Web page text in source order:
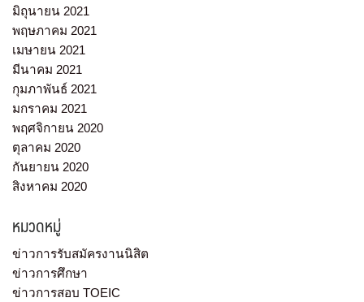
มิถุนายน 2021
พฤษภาคม 2021
เมษายน 2021
มีนาคม 2021
กุมภาพันธ์ 2021
มกราคม 2021
พฤศจิกายน 2020
ตุลาคม 2020
กันยายน 2020
สิงหาคม 2020
หมวดหมู่
ข่าวการรับสมัครงานนิสิต
ข่าวการศึกษา
ข่าวการสอบ TOEIC